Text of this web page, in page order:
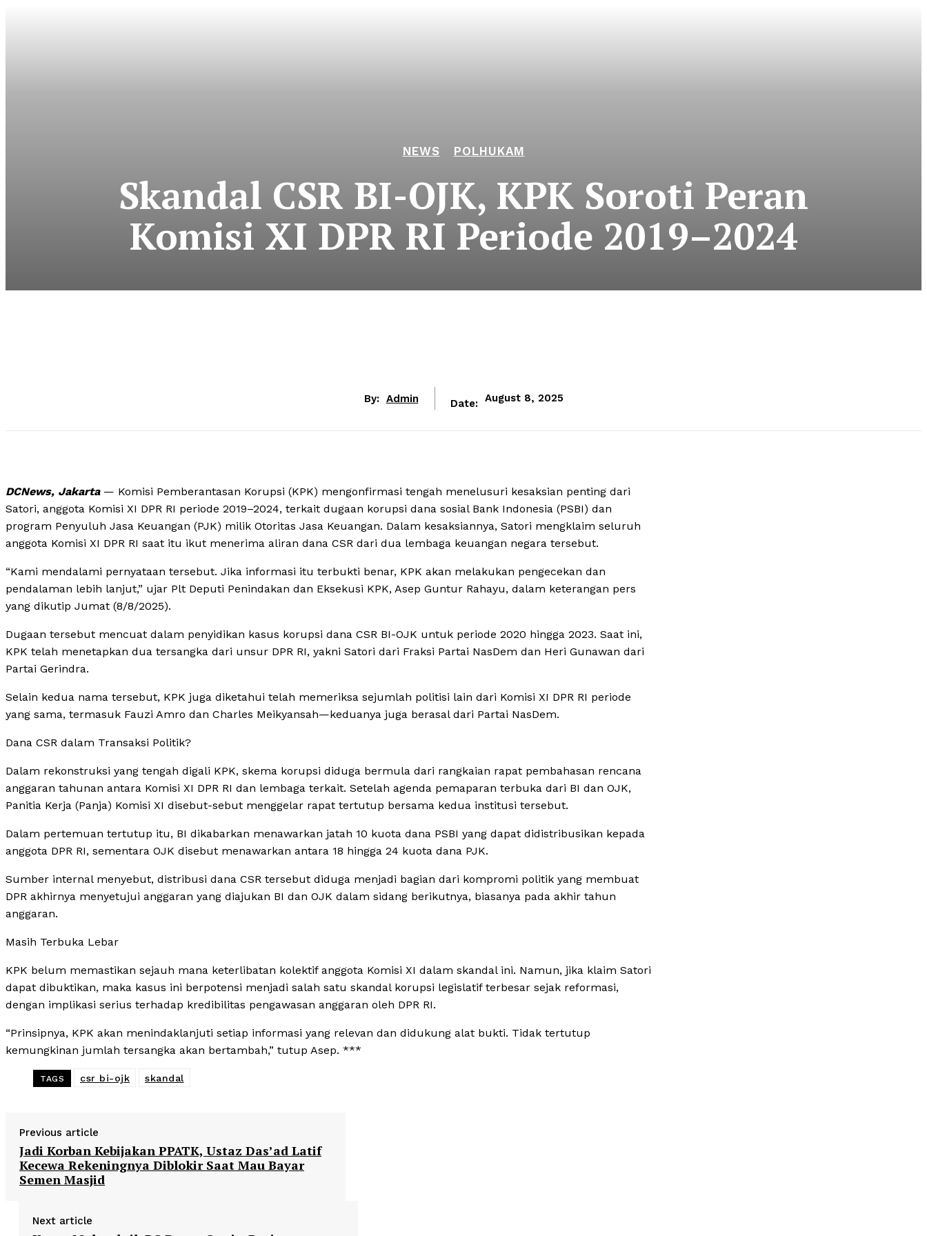
NEWS POLHUKAM
Skandal CSR BI-OJK, KPK Soroti Peran
Komisi XI DPR RI Periode 2019–2024
By: Admin Date: August 8, 2025
DCNews, Jakarta — Komisi Pemberantasan Korupsi (KPK) mengonfirmasi tengah menelusuri kesaksian penting dari
Satori, anggota Komisi XI DPR RI periode 2019–2024, terkait dugaan korupsi dana sosial Bank Indonesia (PSBI) dan
program Penyuluh Jasa Keuangan (PJK) milik Otoritas Jasa Keuangan. Dalam kesaksiannya, Satori mengklaim seluruh
anggota Komisi XI DPR RI saat itu ikut menerima aliran dana CSR dari dua lembaga keuangan negara tersebut.
“Kami mendalami pernyataan tersebut. Jika informasi itu terbukti benar, KPK akan melakukan pengecekan dan
pendalaman lebih lanjut,” ujar Plt Deputi Penindakan dan Eksekusi KPK, Asep Guntur Rahayu, dalam keterangan pers
yang dikutip Jumat (8/8/2025).
Dugaan tersebut mencuat dalam penyidikan kasus korupsi dana CSR BI-OJK untuk periode 2020 hingga 2023. Saat ini,
KPK telah menetapkan dua tersangka dari unsur DPR RI, yakni Satori dari Fraksi Partai NasDem dan Heri Gunawan dari
Partai Gerindra.
Selain kedua nama tersebut, KPK juga diketahui telah memeriksa sejumlah politisi lain dari Komisi XI DPR RI periode
yang sama, termasuk Fauzi Amro dan Charles Meikyansah—keduanya juga berasal dari Partai NasDem.
Dana CSR dalam Transaksi Politik?
Dalam rekonstruksi yang tengah digali KPK, skema korupsi diduga bermula dari rangkaian rapat pembahasan rencana
anggaran tahunan antara Komisi XI DPR RI dan lembaga terkait. Setelah agenda pemaparan terbuka dari BI dan OJK,
Panitia Kerja (Panja) Komisi XI disebut-sebut menggelar rapat tertutup bersama kedua institusi tersebut.
Dalam pertemuan tertutup itu, BI dikabarkan menawarkan jatah 10 kuota dana PSBI yang dapat didistribusikan kepada
anggota DPR RI, sementara OJK disebut menawarkan antara 18 hingga 24 kuota dana PJK.
Sumber internal menyebut, distribusi dana CSR tersebut diduga menjadi bagian dari kompromi politik yang membuat
DPR akhirnya menyetujui anggaran yang diajukan BI dan OJK dalam sidang berikutnya, biasanya pada akhir tahun
anggaran.
Masih Terbuka Lebar
KPK belum memastikan sejauh mana keterlibatan kolektif anggota Komisi XI dalam skandal ini. Namun, jika klaim Satori
dapat dibuktikan, maka kasus ini berpotensi menjadi salah satu skandal korupsi legislatif terbesar sejak reformasi,
dengan implikasi serius terhadap kredibilitas pengawasan anggaran oleh DPR RI.
“Prinsipnya, KPK akan menindaklanjuti setiap informasi yang relevan dan didukung alat bukti. Tidak tertutup
kemungkinan jumlah tersangka akan bertambah,” tutup Asep. ***
TAGS csr bi-ojk skandal
Previous article
Jadi Korban Kebijakan PPATK, Ustaz Das’ad Latif
Kecewa Rekeningnya Diblokir Saat Mau Bayar
Semen Masjid
Next article